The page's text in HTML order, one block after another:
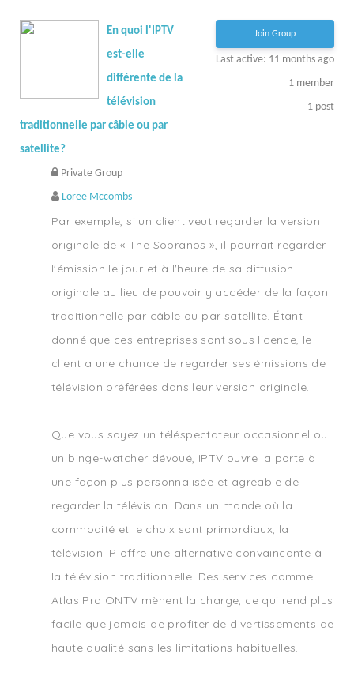
Join Group
Last active: 11 months ago
1 member
1 post
En quoi l'IPTV
est-elle
différente de la
télévision
traditionnelle par câble ou par
satellite?
Private Group
Loree Mccombs
Par exemple, si un client veut regarder la version
originale de « The Sopranos », il pourrait regarder
l'émission le jour et à l'heure de sa diffusion
originale au lieu de pouvoir y accéder de la façon
traditionnelle par câble ou par satellite. Étant
donné que ces entreprises sont sous licence, le
client a une chance de regarder ses émissions de
télévision préférées dans leur version originale.
Que vous soyez un téléspectateur occasionnel ou
un binge-watcher dévoué, IPTV ouvre la porte à
une façon plus personnalisée et agréable de
regarder la télévision. Dans un monde où la
commodité et le choix sont primordiaux, la
télévision IP offre une alternative convaincante à
la télévision traditionnelle. Des services comme
Atlas Pro ONTV mènent la charge, ce qui rend plus
facile que jamais de profiter de divertissements de
haute qualité sans les limitations habituelles.